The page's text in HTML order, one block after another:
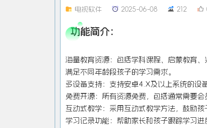
电视软件 2025-06-08 212
功能简介：
海量教育资源：包括学科课程、启蒙教育
满足不同年龄段孩子的学习需求。
多设备支持：支持安卓4.X及以上系统的设
免费开源：所有资源免费，包括通常需要
互动式教学：采用互动式教学方法，鼓励
学习记录功能：帮助家长和孩子跟踪学习进